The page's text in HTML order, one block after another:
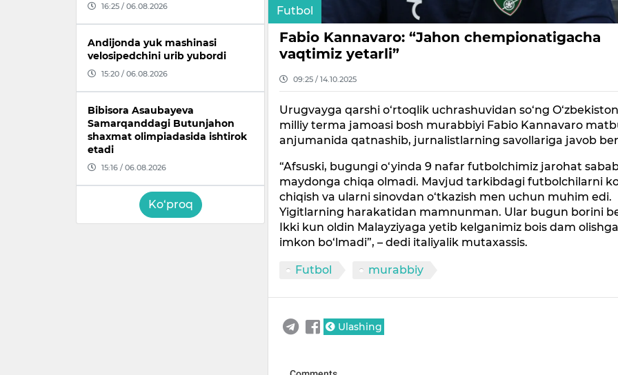
16:25 / 06.08.2026
Andijonda yuk mashinasi
velosipedchini urib yubordi
15:20 / 06.08.2026
Bibisora Asaubayeva
Samarqanddagi Butunjahon
shaxmat olimpiadasida ishtirok
etadi
15:16 / 06.08.2026
Ko‘proq
Futbol
Fabio Kannavaro: “Jahon chempionatigacha
vaqtimiz yetarli”
09:25 / 14.10.2025
Urugvayga qarshi o‘rtoqlik uchrashuvidan so‘ng
milliy terma jamoasi bosh murabbiyi Fabio Kannavaro
anjumanida qatnashib, jurnalistlarning savollariga javob
“Afsuski, bugungi o‘yinda 9 nafar futbolchimiz jarohat
maydonga chiqa olmadi. Mavjud tarkibdagi futbolchilarni
chiqish va ularni sinovdan o‘tkazish men uchun muhim edi.
Yigitlarning harakatidan mamnunman. Ular bugun borini
Ikki kun oldin Malayziyaga yetib kelganimiz bois dam
imkon bo‘lmadi”, – dedi italiyalik mutaxassis.
Futbol murabbiy
Ulashing